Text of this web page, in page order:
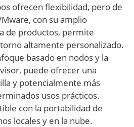
ofrecen flexibilidad, pero de
con su amplio
de productos, permite
altamente personalizado.
basado en nodos y la
puede ofrecer una
y potencialmente más
usos prácticos.
con la portabilidad de
locales y en la nube.